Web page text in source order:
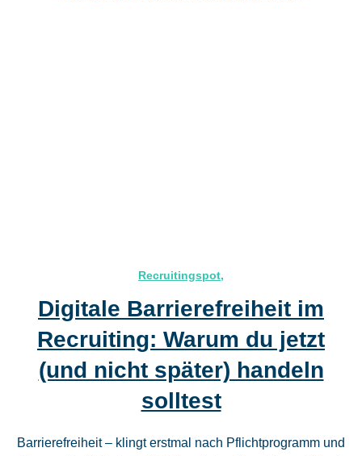
Recruitingspot,
Digitale Barrierefreiheit im
Recruiting: Warum du jetzt
(und nicht später) handeln
solltest
Barrierefreiheit – klingt erstmal nach Pflichtprogramm und